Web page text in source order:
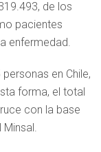
de los
pacientes
enfermedad.
en Chile,
forma, el total
con la base